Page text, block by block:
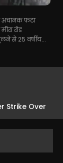
अचानक फटा
रोड
से 25 वर्षीय...
Strike Over